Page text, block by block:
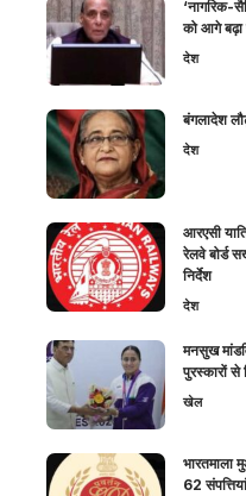
‘नागरिक-
को आगे बढ़ा
देश
बंगलादेश
देश
आरएसी
रेलवे बोर्ड
निर्देश
देश
मनसुख
पुरस्कारों से
खेल
भारतमाला
62